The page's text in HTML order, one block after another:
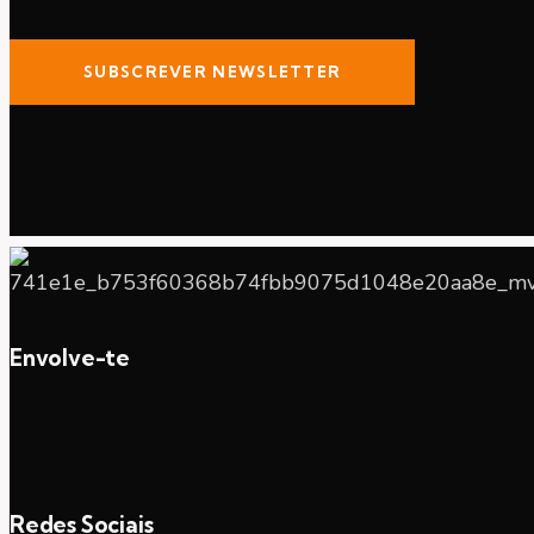
SUBSCREVER NEWSLETTER
Envolve-te
Redes Sociais